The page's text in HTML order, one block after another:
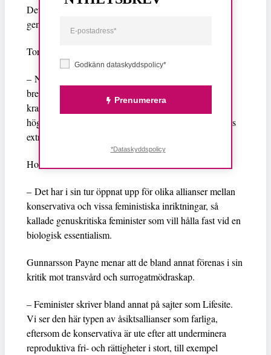
Det har gjort att vi haft svårt att se när de här anti-
genusrörelserna började växa fram.
Tornhill tar vid:
– Nu har jämställdhetsfrågor återigen politiserats i den
bredare offentligheten, kan man säga, fast av andra
krafter än feministiska. Det är helt enkelt de
högerkonservativa krafterna som gjort begreppet genus
extremt politiskt igen.
Hon fortsätter:
– Det har i sin tur öppnat upp för olika allianser mellan
konservativa och vissa feministiska inriktningar, så
kallade genuskritiska feminister som vill hålla fast vid en
biologisk essentialism.
Gunnarsson Payne menar att de bland annat förenas i sin
kritik mot transvård och surrogatmödraskap.
– Feminister skriver bland annat på sajter som Lifesite.
Vi ser den här typen av åsiktsallianser som farliga,
eftersom de konservativa är ute efter att underminera
reproduktiva fri- och rättigheter i stort, till exempel
Godkänn dataskyddspolicy*
Prenumerera
*Dataskyddspolicy